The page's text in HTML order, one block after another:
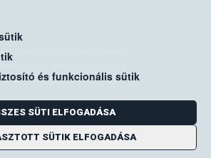
és funkcionális sütik
SÜTI ELFOGADÁSA
SÜTIK ELFOGADÁSA
Élelmiszerlánc-biztonsági Hivatal
cím: 1525 Budapest. Pf. 30.
ugyfelszolgalat@nebih.gov.hu
Zöld szám: 06-80/263-244
Telefon: 06-1/ 336-9000